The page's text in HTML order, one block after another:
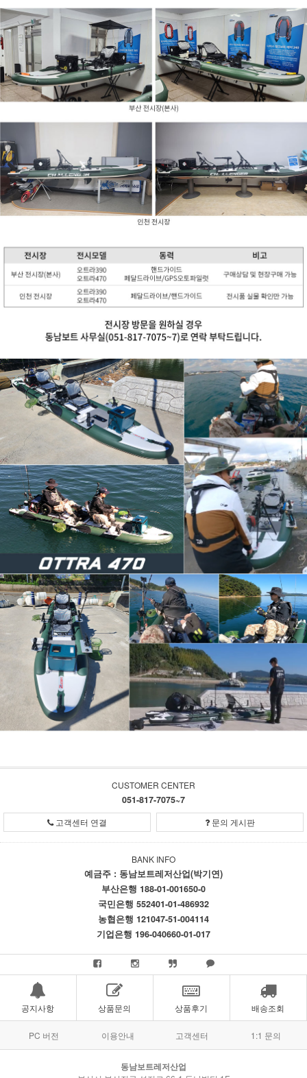
CUSTOMER CENTER
051-817-7075~7
고객센터 연결 문의 게시판
BANK INFO
예금주 : 동남보트레저산업(박기연)
부산은행 188-01-001650-0
국민은행 552401-01-486932
농협은행 121047-51-004114
기업은행 196-040660-01-017
공지사항 상품문의 상품후기 배송조회
PC 버전 이용안내 고객센터 1:1 문의
동남보트레저산업